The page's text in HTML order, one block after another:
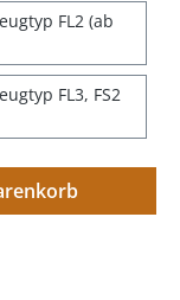
FL2 (ab
FL3, FS2